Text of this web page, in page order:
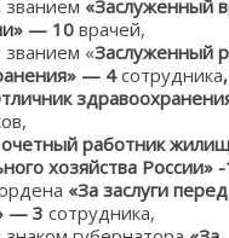
«Заслуженный
— 10врачей,
«Заслуженный
— 4сотрудника,
работник
хозяйства России» -
«За заслуги
— 3 сотрудника,